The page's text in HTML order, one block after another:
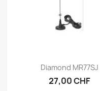
Anteprima
Diamond MR77SJ
27,00 CHF